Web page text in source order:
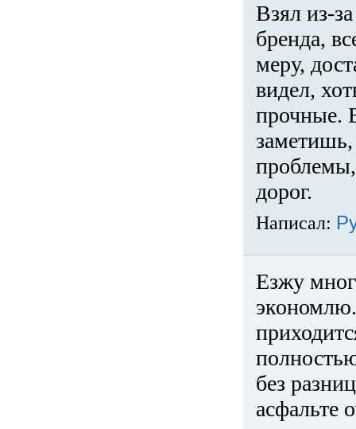
Взял из-
бренда,
меру,
видел,
прочные.
проблемы,
дорог.
Написал:
Езжу
без
асфальте